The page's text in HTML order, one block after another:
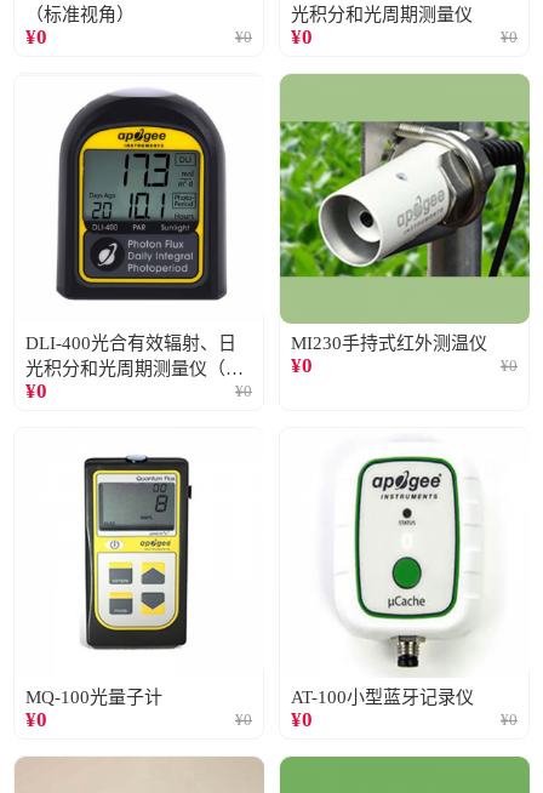
（标准视角）
¥0 ¥0
光积分和光周期测量仪
¥0 ¥0
DLI-400光合有效辐射、日
光积分和光周期测量仪（仅
阳光）
¥0 ¥0
MI230手持式红外测温仪
¥0 ¥0
MQ-100光量子计
¥0 ¥0
AT-100小型蓝牙记录仪
¥0 ¥0